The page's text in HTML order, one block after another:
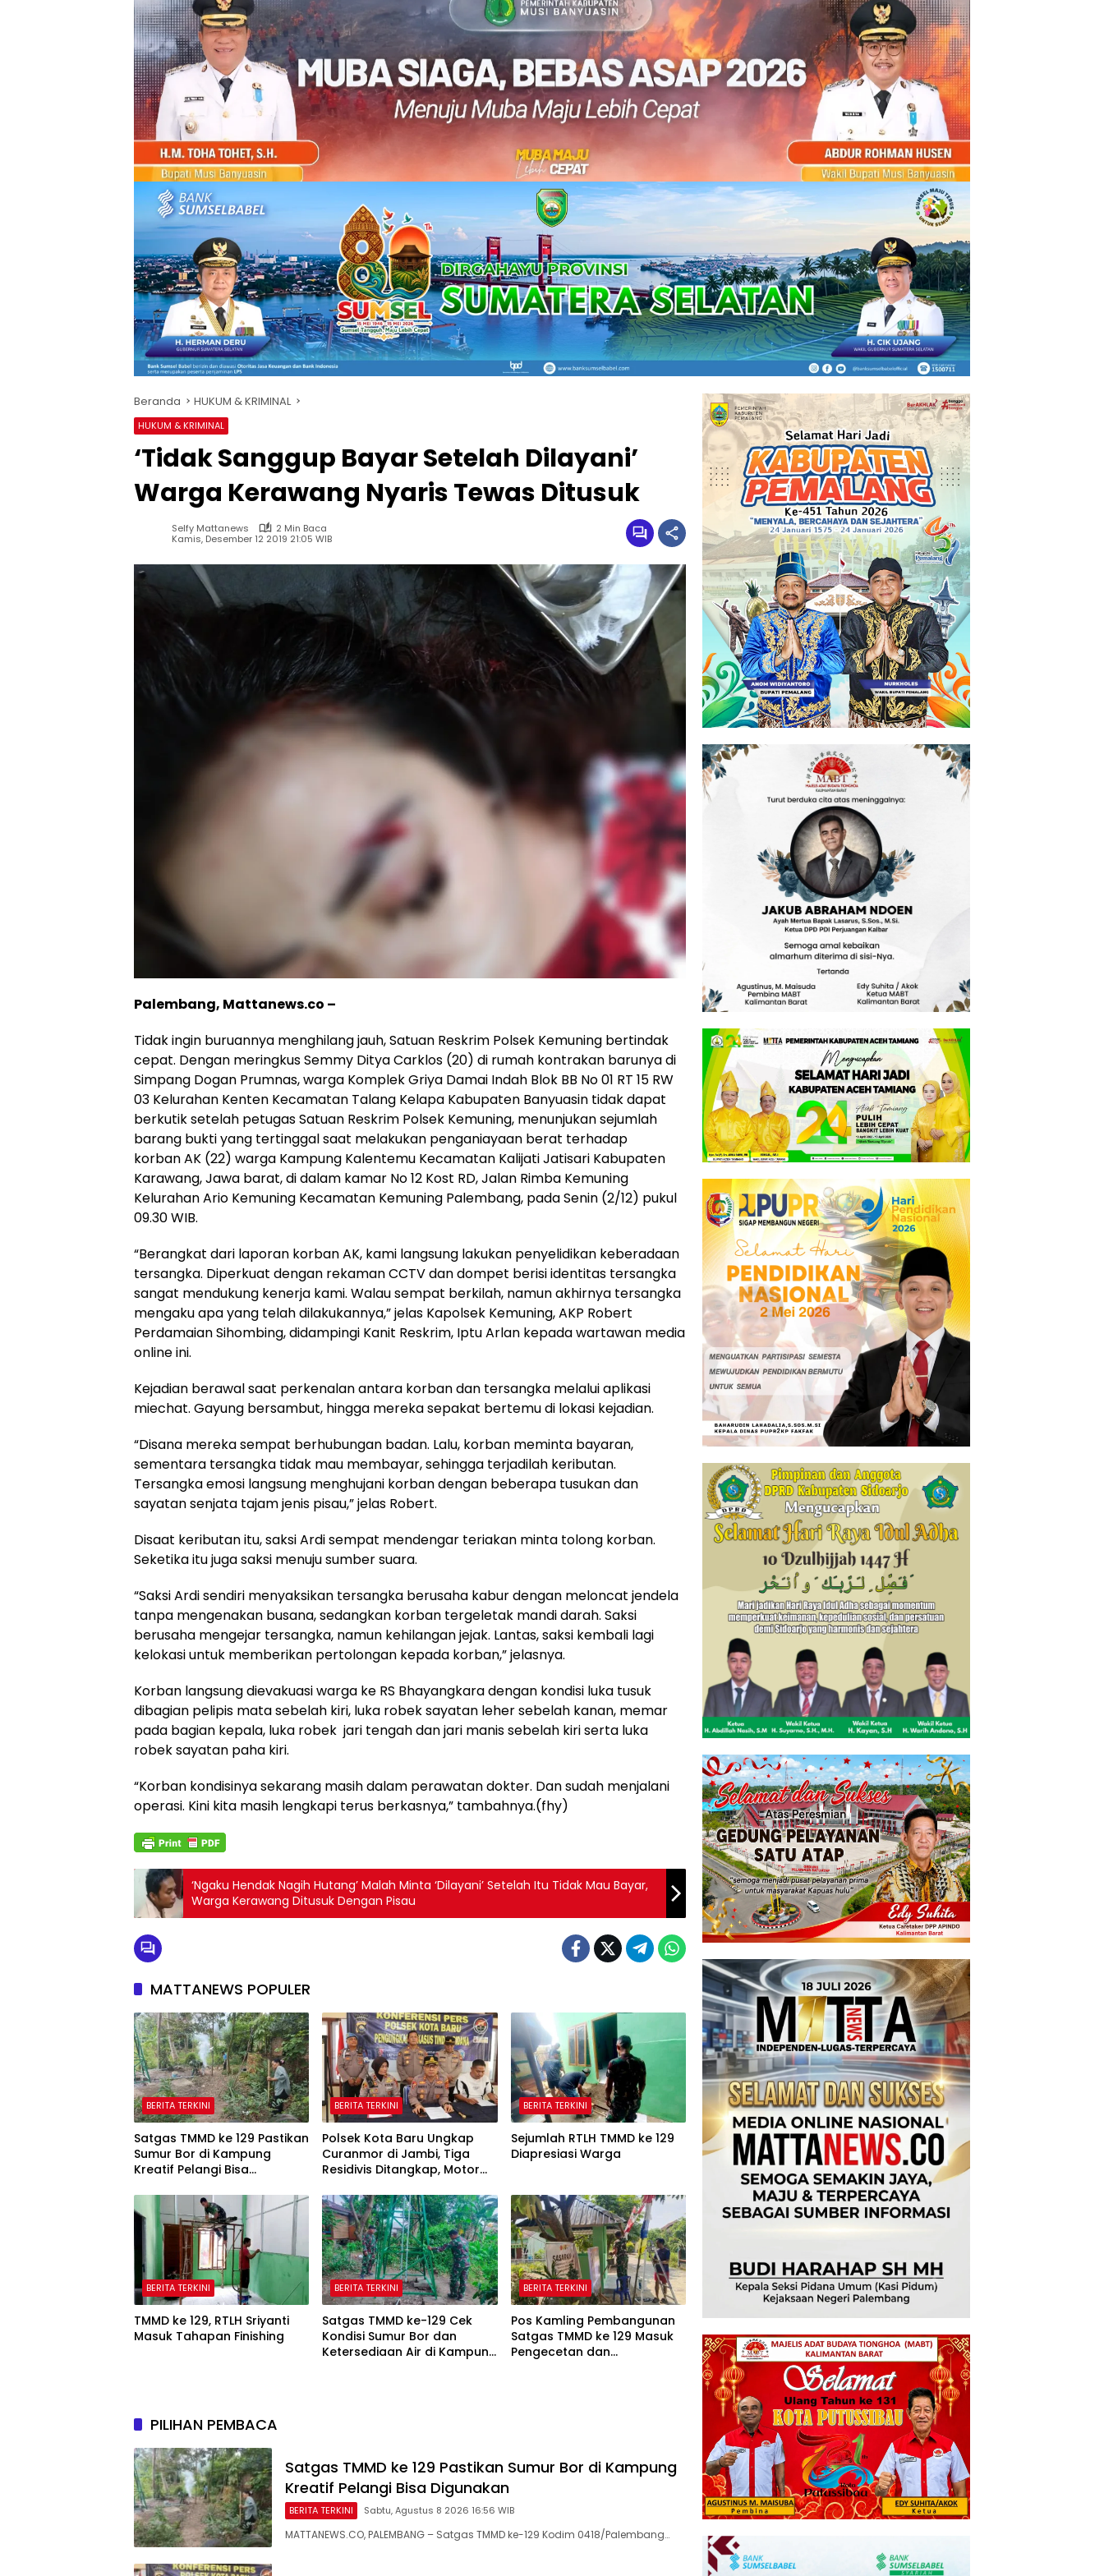
Beranda HUKUM & KRIMINAL
HUKUM & KRIMINAL
‘Tidak Sanggup Bayar Setelah Dilayani’
Warga Kerawang Nyaris Tewas Ditusuk
Selfy Mattanews
2 Min Baca
Kamis, Desember 12 2019 21:05 WIB
Palembang, Mattanews.co –
Tidak ingin buruannya menghilang jauh, Satuan Reskrim Polsek Kemuning bertindak
cepat. Dengan meringkus Semmy Ditya Carklos (20) di rumah kontrakan barunya di
Simpang Dogan Prumnas, warga Komplek Griya Damai Indah Blok BB No 01 RT 15 RW
03 Kelurahan Kenten Kecamatan Talang Kelapa Kabupaten Banyuasin tidak dapat
berkutik setelah petugas Satuan Reskrim Polsek Kemuning, menunjukan sejumlah
barang bukti yang tertinggal saat melakukan penganiayaan berat terhadap
korban AK (22) warga Kampung Kalentemu Kecamatan Kalijati Jatisari Kabupaten
Karawang, Jawa barat, di dalam kamar No 12 Kost RD, Jalan Rimba Kemuning
Kelurahan Ario Kemuning Kecamatan Kemuning Palembang, pada Senin (2/12) pukul
09.30 WIB.
“Berangkat dari laporan korban AK, kami langsung lakukan penyelidikan keberadaan
tersangka. Diperkuat dengan rekaman CCTV dan dompet berisi identitas tersangka
sangat mendukung kenerja kami. Walau sempat berkilah, namun akhirnya tersangka
mengaku apa yang telah dilakukannya,” jelas Kapolsek Kemuning, AKP Robert
Perdamaian Sihombing, didampingi Kanit Reskrim, Iptu Arlan kepada wartawan media
online ini.
Kejadian berawal saat perkenalan antara korban dan tersangka melalui aplikasi
miechat. Gayung bersambut, hingga mereka sepakat bertemu di lokasi kejadian.
“Disana mereka sempat berhubungan badan. Lalu, korban meminta bayaran,
sementara tersangka tidak mau membayar, sehingga terjadilah keributan.
Tersangka emosi langsung menghujani korban dengan beberapa tusukan dan
sayatan senjata tajam jenis pisau,” jelas Robert.
Disaat keributan itu, saksi Ardi sempat mendengar teriakan minta tolong korban.
Seketika itu juga saksi menuju sumber suara.
“Saksi Ardi sendiri menyaksikan tersangka berusaha kabur dengan meloncat jendela
tanpa mengenakan busana, sedangkan korban tergeletak mandi darah. Saksi
berusaha mengejar tersangka, namun kehilangan jejak. Lantas, saksi kembali lagi
kelokasi untuk memberikan pertolongan kepada korban,” jelasnya.
Korban langsung dievakuasi warga ke RS Bhayangkara dengan kondisi luka tusuk
dibagian pelipis mata sebelah kiri, luka robek sayatan leher sebelah kanan, memar
pada bagian kepala, luka robek jari tengah dan jari manis sebelah kiri serta luka
robek sayatan paha kiri.
“Korban kondisinya sekarang masih dalam perawatan dokter. Dan sudah menjalani
operasi. Kini kita masih lengkapi terus berkasnya,” tambahnya.(fhy)
‘Ngaku Hendak Nagih Hutang’ Malah Minta ‘Dilayani’ Setelah Itu Tidak Mau Bayar,
Warga Kerawang Ditusuk Dengan Pisau
MATTANEWS POPULER
BERITA TERKINI
Satgas TMMD ke 129 Pastikan
Sumur Bor di Kampung
Kreatif Pelangi Bisa
BERITA TERKINI
Polsek Kota Baru Ungkap
Curanmor di Jambi, Tiga
Residivis Ditangkap, Motor
BERITA TERKINI
Sejumlah RTLH TMMD ke 129
Diapresiasi Warga
BERITA TERKINI
TMMD ke 129, RTLH Sriyanti
Masuk Tahapan Finishing
BERITA TERKINI
Satgas TMMD ke-129 Cek
Kondisi Sumur Bor dan
Ketersediaan Air di Kampung
BERITA TERKINI
Pos Kamling Pembangunan
Satgas TMMD ke 129 Masuk
Pengecetan dan
PILIHAN PEMBACA
Satgas TMMD ke 129 Pastikan Sumur Bor di Kampung
Kreatif Pelangi Bisa Digunakan
BERITA TERKINI Sabtu, Agustus 8 2026 16:56 WIB
MATTANEWS.CO, PALEMBANG – Satgas TMMD ke-129 Kodim 0418/Palembang…